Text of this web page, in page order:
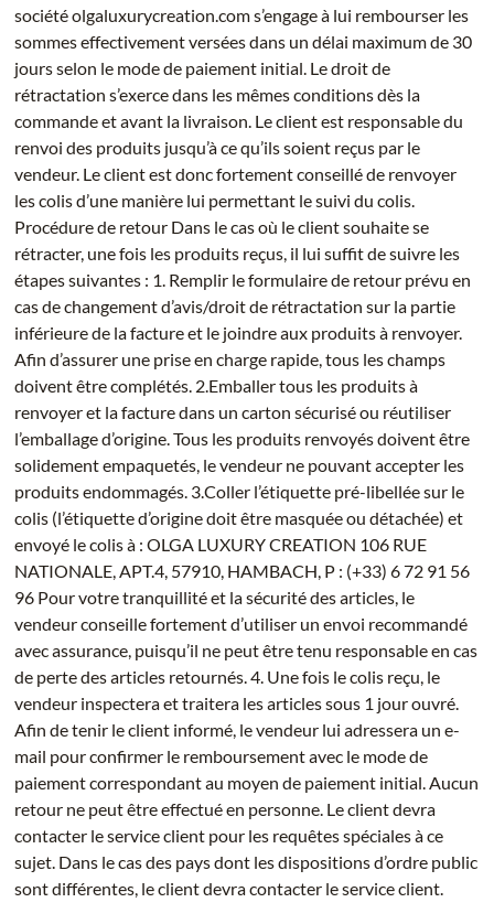
société olgaluxurycreation.com s’engage à lui rembourser les
sommes effectivement versées dans un délai maximum de 30
jours selon le mode de paiement initial. Le droit de
rétractation s’exerce dans les mêmes conditions dès la
commande et avant la livraison. Le client est responsable du
renvoi des produits jusqu’à ce qu’ils soient reçus par le
vendeur. Le client est donc fortement conseillé de renvoyer
les colis d’une manière lui permettant le suivi du colis.
Procédure de retour Dans le cas où le client souhaite se
rétracter, une fois les produits reçus, il lui suffit de suivre les
étapes suivantes : 1. Remplir le formulaire de retour prévu en
cas de changement d’avis/droit de rétractation sur la partie
inférieure de la facture et le joindre aux produits à renvoyer.
Afin d’assurer une prise en charge rapide, tous les champs
doivent être complétés. 2.Emballer tous les produits à
renvoyer et la facture dans un carton sécurisé ou réutiliser
l’emballage d’origine. Tous les produits renvoyés doivent être
solidement empaquetés, le vendeur ne pouvant accepter les
produits endommagés. 3.Coller l’étiquette pré-libellée sur le
colis (l’étiquette d’origine doit être masquée ou détachée) et
envoyé le colis à : OLGA LUXURY CREATION 106 RUE
NATIONALE, APT.4, 57910, HAMBACH, P : (+33) 6 72 91 56
96 Pour votre tranquillité et la sécurité des articles, le
vendeur conseille fortement d’utiliser un envoi recommandé
avec assurance, puisqu’il ne peut être tenu responsable en cas
de perte des articles retournés. 4. Une fois le colis reçu, le
vendeur inspectera et traitera les articles sous 1 jour ouvré.
Afin de tenir le client informé, le vendeur lui adressera un e-
mail pour confirmer le remboursement avec le mode de
paiement correspondant au moyen de paiement initial. Aucun
retour ne peut être effectué en personne. Le client devra
contacter le service client pour les requêtes spéciales à ce
sujet. Dans le cas des pays dont les dispositions d’ordre public
sont différentes, le client devra contacter le service client.